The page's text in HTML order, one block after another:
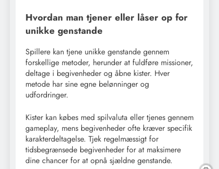
Hvordan man tjener eller låser op for
unikke genstande
Spillere kan tjene unikke genstande gennem
forskellige metoder, herunder at fuldføre missioner,
deltage i begivenheder og åbne kister. Hver
metode har sine egne belønninger og
udfordringer.
Kister kan købes med spilvaluta eller tjenes gennem
gameplay, mens begivenheder ofte kræver specifik
karakterdeltagelse. Tjek regelmæssigt for
tidsbegrænsede begivenheder for at maksimere
dine chancer for at opnå sjældne genstande.